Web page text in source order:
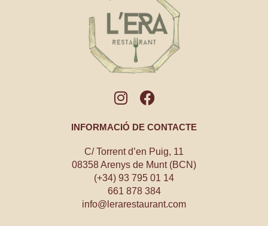
INFORMACIÓ DE CONTACTE
C/ Torrent d’en Puig, 11
08358 Arenys de Munt (BCN)
(+34) 93 795 01 14
661 878 384
info@lerarestaurant.com